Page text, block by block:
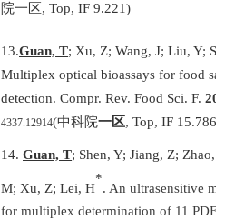
院一区, Top, IF 9.221)
13.Guan, T; Xu, Z; Wang, J; Liu, Y;
Multiplex optical bioassays for food
detection. Compr. Rev. Food Sci. F.
4337.12914(中科院一区, Top, IF 15.786)
14. Guan, T; Shen, Y; Jiang, Z;
M; Xu, Z; Lei, H
*
. An ultrasensitive
for multiplex determination of 11